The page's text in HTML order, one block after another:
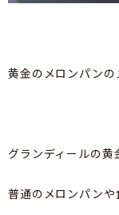
黄金のメロンパンの
グランディールの黄
普通のメロンパンや